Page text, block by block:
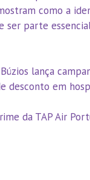
como a
ser parte
lança
desconto em
da TAP Air